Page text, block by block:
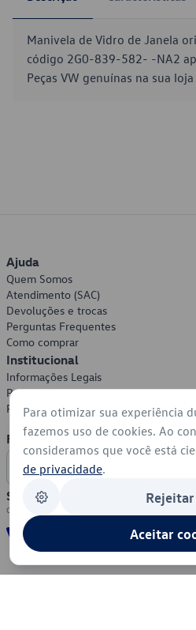
Manivela de Vidro de Janela
código 2G0-839-582- -NA2
Peças VW genuínas na sua
Ajuda
Quem Somos
Atendimento (SAC)
Devoluções e trocas
Perguntas Frequentes
Como comprar
Institucional
Informações Legais
Política de Privacidade
Política de Cookies
Formas de Pagamento
Segurança
Para otimizar sua experiência
fazemos uso de cookies. Ao
consideramos que você está
de privacidade.
Aceitar